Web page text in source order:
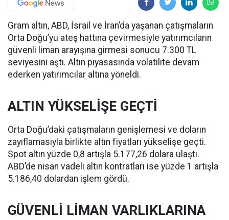
Gram altın, ABD, İsrail ve İran’da yaşanan çatışmaların
Orta Doğu’yu ateş hattına çevirmesiyle yatırımcıların
güvenli liman arayışına girmesi sonucu 7.300 TL
seviyesini aştı. Altın piyasasında volatilite devam
ederken yatırımcılar altına yöneldi.
ALTIN YÜKSELİŞE GEÇTİ
Orta Doğu’daki çatışmaların genişlemesi ve doların
zayıflamasıyla birlikte altın fiyatları yükselişe geçti.
Spot altın yüzde 0,8 artışla 5.177,26 dolara ulaştı.
ABD’de nisan vadeli altın kontratları ise yüzde 1 artışla
5.186,40 dolardan işlem gördü.
GÜVENLİ LİMAN VARLIKLARINA